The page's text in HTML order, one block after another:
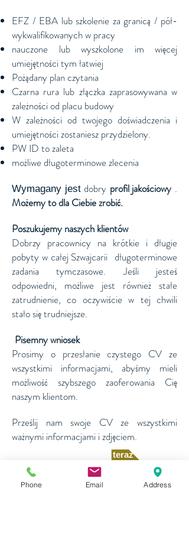
EFZ / EBA lub szkolenie za granicą / pół-
wykwalifikowanych w pracy
nauczone lub wyszkolone im więcej
umiejętności tym łatwiej
Pożądany plan czytania
Czarna rura lub złączka zaprasowywana w
zależności od placu budowy
W zależności od twojego doświadczenia i
umiejętności zostaniesz przydzielony.
PW ID to zaleta
możliwe długoterminowe zlecenia
Wymagany jestdobry profil jakościowy .
Możemy to dla Ciebie zrobić.
Poszukujemy naszych klientów
Dobrzy pracownicy na krótkie i długie
pobyty w całej Szwajcarii długoterminowe
zadania tymczasowe. Jeśli jesteś
odpowiedni, możliwe jest również stałe
zatrudnienie, co oczywiście w tej chwili
stało się trudniejsze.
Pisemny wniosek
Prosimy o przesłanie czystego CV ze
wszystkimi informacjami, abyśmy mieli
możliwość szybszego zaoferowania Cię
naszym klientom.
Prześlij nam swoje CV ze wszystkimi
ważnymi informacjami i zdjęciem.
Złóż wniosek teraz
Phone Email Address